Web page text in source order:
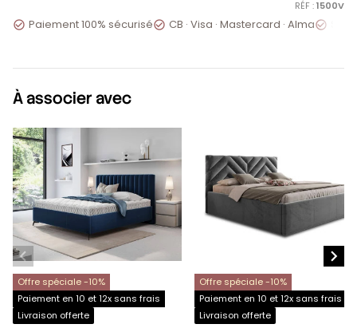
RÉF :1500V
 Paiement 100% sécurisé CB · Visa · Mastercard · Alma
À associer avec
Offre spéciale -10%
Paiement en 10 et 12x sans frais
Livraison offerte
Offre spéciale -10%
Paiement en 10 et 12x sans frais
Livraison offerte
 